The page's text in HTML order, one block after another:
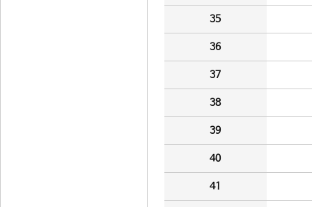
35
36
37
38
39
40
41